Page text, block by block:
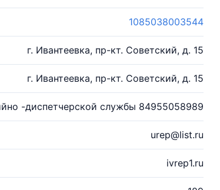
1085038003544
г. Ивантеевка, пр-кт. Советский, д. 15
г. Ивантеевка, пр-кт. Советский, д. 15
-диспетчерской службы 84955058989
urep@list.ru
ivrep1.ru